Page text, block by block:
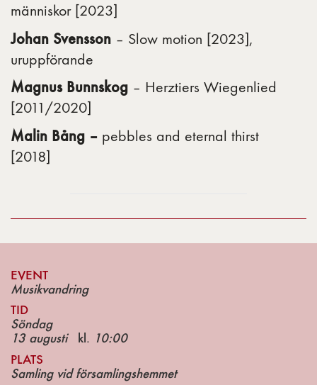
människor [2023]
Johan Svensson – Slow motion [2023],
uruppförande
Magnus Bunnskog – Herztiers Wiegenlied
[2011/2020]
Malin Bång – pebbles and eternal thirst
[2018]
EVENT
Musikvandring
TID
Söndag
13 augustikl. 10:00
PLATS
Samling vid församlingshemmet